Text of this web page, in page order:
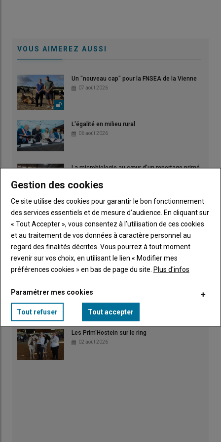
VOUS AIMEREZ AUSSI
Un "nouveau cap" pour la FNSEA de la Vienne
07 août 2026
L'égalité en milieu rural
06 août 2026
La microbiologie au cœur d'un reportage primé
Irrigation : fortes chaleurs et rendements
amputés
03 août 2026
Les Prim'Hostein sur le ring
02 août 2026
Gestion des cookies
Ce site utilise des cookies pour garantir le bon fonctionnement
des services essentiels et de mesure d’audience. En cliquant sur
« Tout Accepter », vous consentez à l’utilisation de ces cookies
et au traitement de vos données à caractère personnel au
regard des finalités décrites. Vous pourrez à tout moment
revenir sur vos choix, en utilisant le lien « Modifier mes
préférences cookies » en bas de page du site. Plus d'infos
Paramétrer mes cookies
Tout refuser Tout accepter